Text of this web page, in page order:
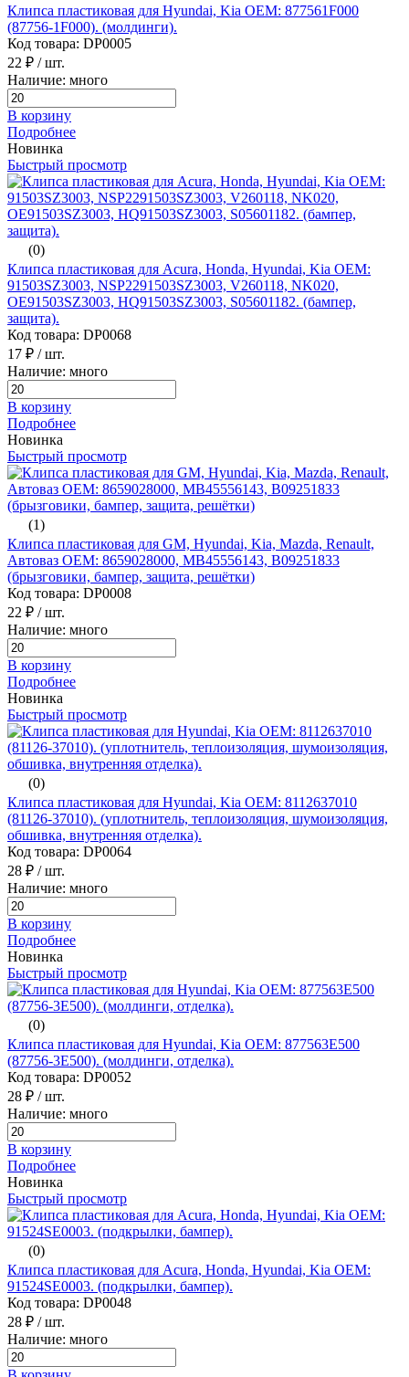
Клипса пластиковая для Hyundai, Kia ОЕМ: 877561F000
(87756-1F000). (молдинги).
Код товара: DP0005
22 ₽ / шт.
Наличие: много
В корзину
Подробнее
Новинка
Быстрый просмотр
(0)
Клипса пластиковая для Acura, Honda, Hyundai, Kia ОЕМ:
91503SZ3003, NSP2291503SZ3003, V260118, NK020,
OE91503SZ3003, HQ91503SZ3003, S05601182. (бампер,
защита).
Код товара: DP0068
17 ₽ / шт.
Наличие: много
В корзину
Подробнее
Новинка
Быстрый просмотр
(1)
Клипса пластиковая для GM, Hyundai, Kia, Mazda, Renault,
Автоваз ОЕМ: 8659028000, MB45556143, B09251833
(брызговики, бампер, защита, решётки)
Код товара: DP0008
22 ₽ / шт.
Наличие: много
В корзину
Подробнее
Новинка
Быстрый просмотр
(0)
Клипса пластиковая для Hyundai, Kia ОЕМ: 8112637010
(81126-37010). (уплотнитель, теплоизоляция, шумоизоляция,
обшивка, внутренняя отделка).
Код товара: DP0064
28 ₽ / шт.
Наличие: много
В корзину
Подробнее
Новинка
Быстрый просмотр
(0)
Клипса пластиковая для Hyundai, Kia ОЕМ: 877563E500
(87756-3E500). (молдинги, отделка).
Код товара: DP0052
28 ₽ / шт.
Наличие: много
В корзину
Подробнее
Новинка
Быстрый просмотр
(0)
Клипса пластиковая для Acura, Honda, Hyundai, Kia ОЕМ:
91524SE0003. (подкрылки, бампер).
Код товара: DP0048
28 ₽ / шт.
Наличие: много